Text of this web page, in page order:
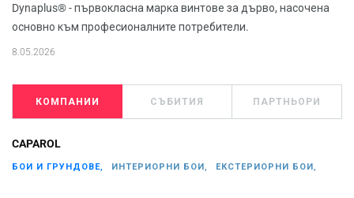
Dynaplus® - първокласна марка винтове за дърво, насочена
основно към професионалните потребители.
8.05.2026
КОМПАНИИ СЪБИТИЯ ПАРТНЬОРИ
CAPAROL
БОИ И ГРУНДОВЕ, ИНТЕРИОРНИ БОИ, ЕКСТЕРИОРНИ БОИ,